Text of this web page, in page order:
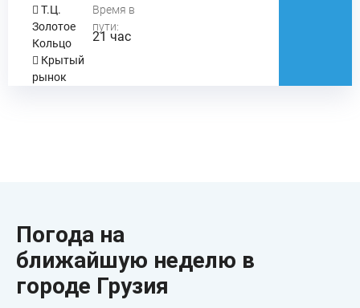
Т.Ц.
Золотое
Кольцо
Крытый
рынок
Время в
пути:
21 час
Погода на
ближайшую неделю в
городе Грузия